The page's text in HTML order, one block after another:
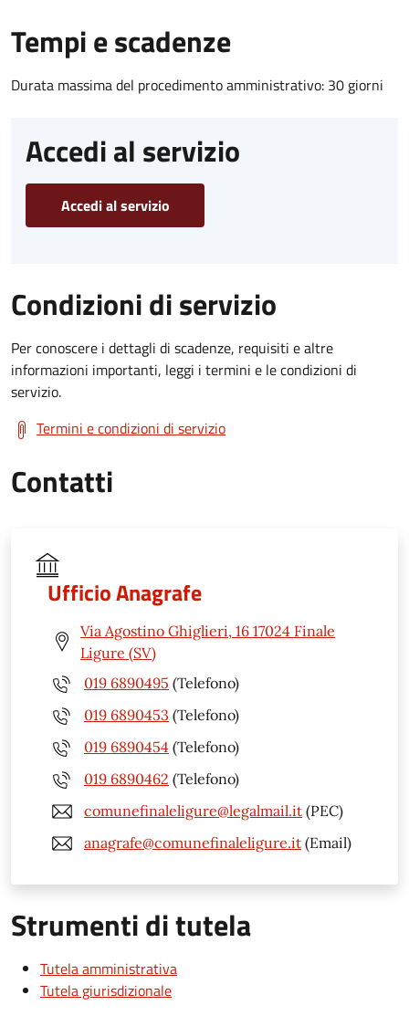
Tempi e scadenze
Durata massima del procedimento amministrativo: 30 giorni
Accedi al servizio
Accedi al servizio
Condizioni di servizio
Per conoscere i dettagli di scadenze, requisiti e altre
informazioni importanti, leggi i termini e le condizioni di
servizio.
Termini e condizioni di servizio
Contatti
Ufficio Anagrafe
Via Agostino Ghiglieri, 16 17024 Finale
Ligure (SV)
019 6890495 (Telefono)
019 6890453 (Telefono)
019 6890454 (Telefono)
019 6890462 (Telefono)
comunefinaleligure@legalmail.it (PEC)
anagrafe@comunefinaleligure.it (Email)
Strumenti di tutela
Tutela amministrativa
Tutela giurisdizionale